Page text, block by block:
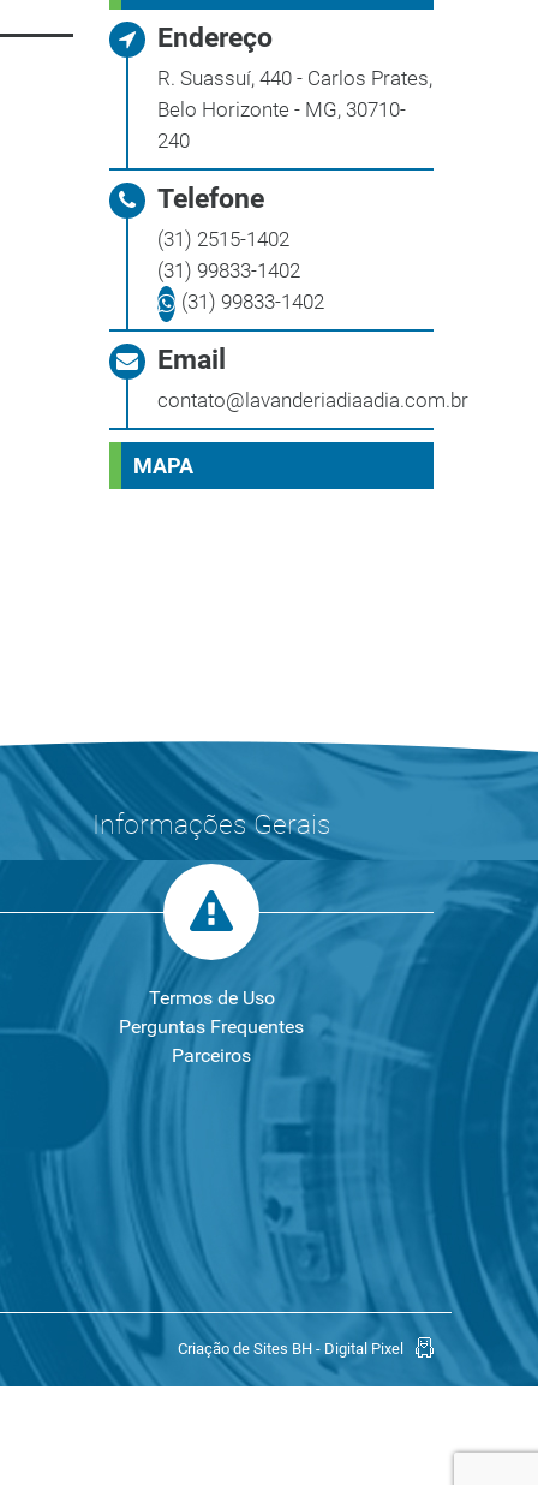
Endereço
R. Suassuí, 440 - Carlos Prates,
Belo Horizonte - MG, 30710-
240
Telefone
(31) 2515-1402
(31) 99833-1402
(31) 99833-1402
Email
contato@lavanderiadiaadia.com.br
MAPA
Informações Gerais
Termos de Uso
Perguntas Frequentes
Parceiros
Criação de Sites BH - Digital Pixel